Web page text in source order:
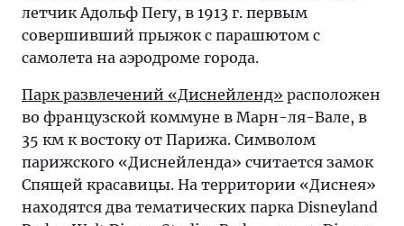
летчик Адольф Пегу, в 1913 г. первым
совершивший прыжок с парашютом с
самолета на аэродроме города.
Парк развлечений «Диснейленд» расположен
во французской коммуне в Марн-ля-Вале, в
35 км к востоку от Парижа. Символом
парижского «Диснейленда» считается замок
Спящей красавицы. На территории «Диснея»
находятся два тематических парка Disneyland